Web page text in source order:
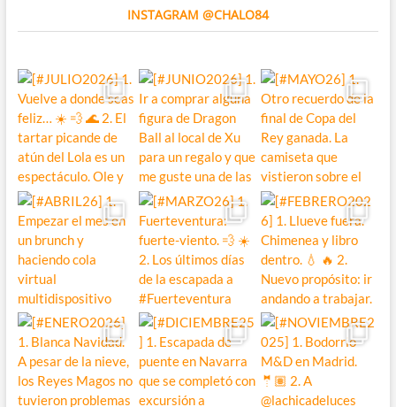
INSTAGRAM @CHALO84